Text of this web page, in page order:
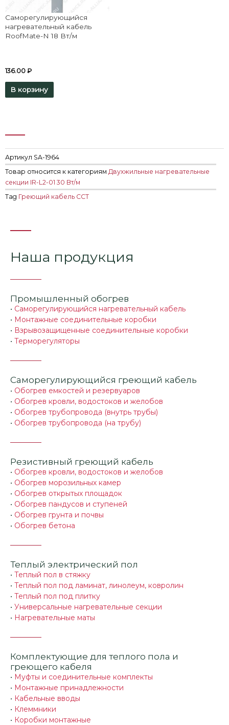
Саморегулирующийся
нагревательный кабель
RoofMate-N 18 Вт/м
136.00 ₽
В корзину
Артикул SA-1964
Товар относится к категориям Двухжильные нагревательные
секции IR-L2-01 30 Вт/м
Tag Греющий кабель ССТ
Наша продукция
Промышленный обогрев
• Саморегулирующийся нагревательный кабель
• Монтажные соединительные коробки
• Взрывозащищенные соединительные коробки
• Терморегуляторы
Саморегулирующийся греющий кабель
• Обогрев емкостей и резервуаров
• Обогрев кровли, водостоков и желобов
• Обогрев трубопровода (внутрь трубы)
• Обогрев трубопровода (на трубу)
Резистивный греющий кабель
• Обогрев кровли, водостоков и желобов
• Обогрев морозильных камер
• Обогрев открытых площадок
• Обогрев пандусов и ступеней
• Обогрев грунта и почвы
• Обогрев бетона
Теплый электрический пол
• Теплый пол в стяжку
• Теплый пол под ламинат, линолеум, ковролин
• Теплый пол под плитку
• Универсальные нагревательные секции
• Нагревательные маты
Комплектующие для теплого пола и
греющего кабеля
• Муфты и соединительные комплекты
• Монтажные принадлежности
• Кабельные вводы
• Клеммники
• Коробки монтажные